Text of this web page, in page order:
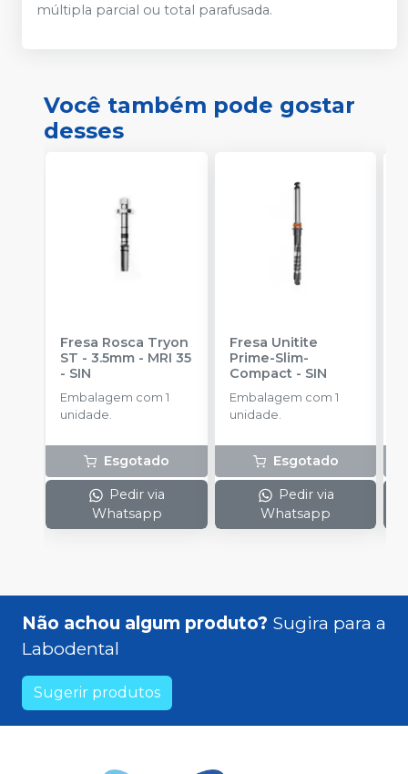
múltipla parcial ou total parafusada.
Você também pode gostar
desses
Fresa Rosca Tryon
ST - 3.5mm - MRI 35
- SIN
Embalagem com 1
unidade.
Esgotado
Pedir via
Whatsapp
Fresa Unitite
Prime-Slim-
Compact- SIN
Embalagem com 1
unidade.
Esgotado
Pedir via
Whatsapp
Não achou algum produto? Sugira para a
Labodental
Sugerir produtos